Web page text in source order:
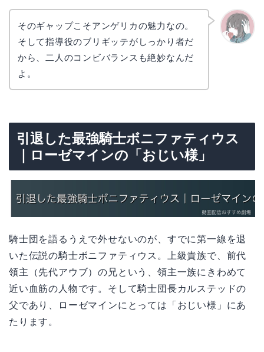
そのギャップこそアンゲリカの魅力なの。
そして指導役のブリギッテがしっかり者だ
から、二人のコンビバランスも絶妙なんだ
よ。
引退した最強騎士ボニファティウス
｜ローゼマインの「おじい様」
騎士団を語るうえで外せないのが、すでに第一線を退
いた伝説の騎士ボニファティウス。上級貴族で、前代
領主（先代アウブ）の兄という、領主一族にきわめて
近い血筋の人物です。そして騎士団長カルステッドの
父であり、ローゼマインにとっては「おじい様」にあ
たります。